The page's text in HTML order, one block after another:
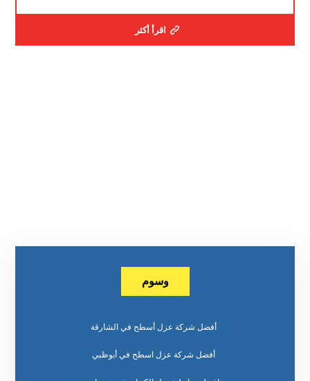
اقرأ أكثر
وسوم
أفضل شركة عزل أسطح في الشارقة
أفضل شركة عزل اسطح في أبوظبي